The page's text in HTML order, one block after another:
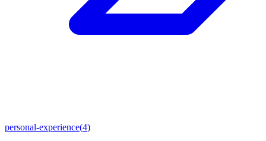
personal-experience(4)